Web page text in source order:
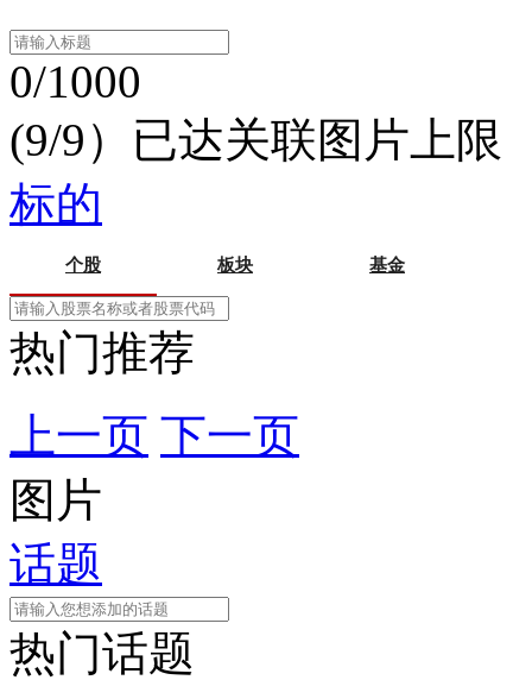
0/1000
(9/9）已达关联图片上限
标的
个股 板块 基金
热门推荐
上一页 下一页
图片
话题
热门话题